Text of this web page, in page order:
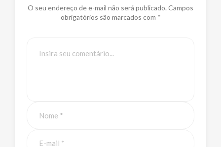
O seu endereço de e-mail não será publicado. Campos
obrigatórios são marcados com *